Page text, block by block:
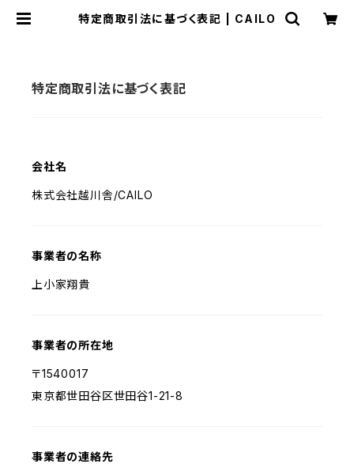
特定商取引法に基づく表記 | CAILO
特定商取引法に基づく表記
会社名
株式会社越川舎/CAILO
事業者の名称
上小家翔貴
事業者の所在地
〒1540017
東京都世田谷区世田谷1-21-8
事業者の連絡先